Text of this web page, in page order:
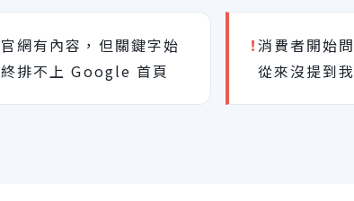
官網有內容，但關鍵字始
終排不上 Google 首頁
!消費者開始
從來沒提到